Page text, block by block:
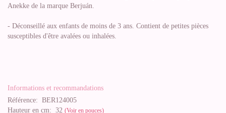
Anekke de la marque Berjuán.
- Déconseillé aux enfants de moins de 3 ans. Contient de petites pièces
susceptibles d'être avalées ou inhalées.
Informations et recommandations
Référence: BER124005
Hauteur en cm: 32 (Voir en pouces)